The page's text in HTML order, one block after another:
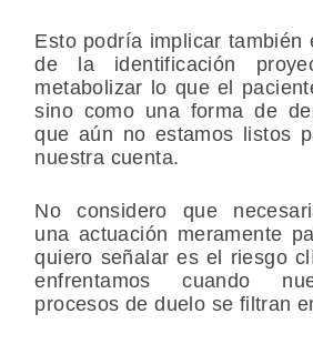
Esto podría implicar también
de la identificación
metabolizar lo que el
sino como una forma de
que aún no estamos listos
nuestra cuenta.
No considero que
una actuación meramente
quiero señalar es el riesgo
enfrentamos cuando
procesos de duelo se filtran